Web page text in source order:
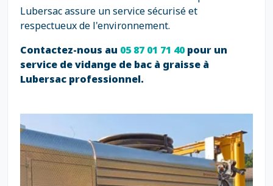
Lubersac assure un service sécurisé et
respectueux de l'environnement.
Contactez-nous au 05 87 01 71 40pour un
service de vidange de bac à graisse à
Lubersac professionnel.